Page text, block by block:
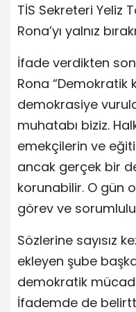
TİS Sekreteri Yeliz
Rona’yı yalnız
İfade verdikten
Rona
demokrasiye
muhatabı biziz.
emekçilerin ve
ancak gerçek bir
korunabilir. O gün
görev ve
Sözlerine sayısız
ekleyen şube
demokratik
İfademde de